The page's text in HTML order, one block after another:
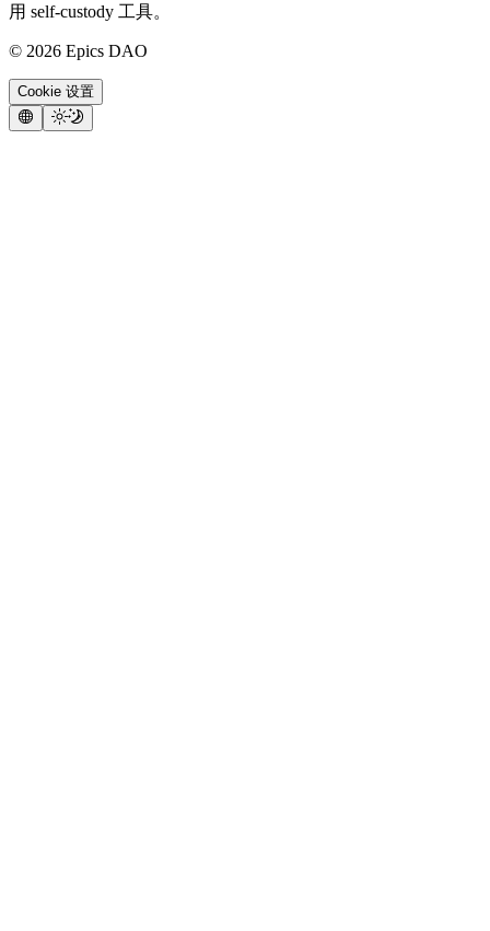
用 self-custody 工具。
© 2026 Epics DAO
Cookie 设置